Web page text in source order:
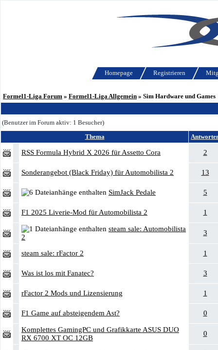
Homepage Registrieren
Formel1-Liga Forum » Formel1-Liga Allgemein » Sim Hardware und Games
(Benutzer im Forum aktiv: 1 Besucher)
Thema
RSS Formula Hybrid X 2026 für Assetto Cora 2
Sonderangebot (Black Friday) für Automobilista 2 13
SimJack Pedale 5
F1 2025 Liverie-Mod für Automobilista 2 1
steam sale: Automobilista
2
3
steam sale: rFactor 2 1
Was ist los mit Fanatec? 3
rFactor 2 Mods und Lizensierung 1
F1 Game auf absteigendem Ast? 0
Komplettes GamingPC und Grafikkarte ASUS DUO
RX 6700 XT OC 12GB
0